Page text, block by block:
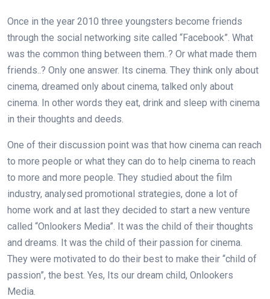
Once in the year 2010 three youngsters become friends
through the social networking site called “Facebook”. What
was the common thing between them..? Or what made them
friends..? Only one answer. Its cinema. They think only about
cinema, dreamed only about cinema, talked only about
cinema. In other words they eat, drink and sleep with cinema
in their thoughts and deeds.
One of their discussion point was that how cinema can reach
to more people or what they can do to help cinema to reach
to more and more people. They studied about the film
industry, analysed promotional strategies, done a lot of
home work and at last they decided to start a new venture
called “Onlookers Media”. It was the child of their thoughts
and dreams. It was the child of their passion for cinema.
They were motivated to do their best to make their “child of
passion”, the best. Yes, Its our dream child, Onlookers
Media.